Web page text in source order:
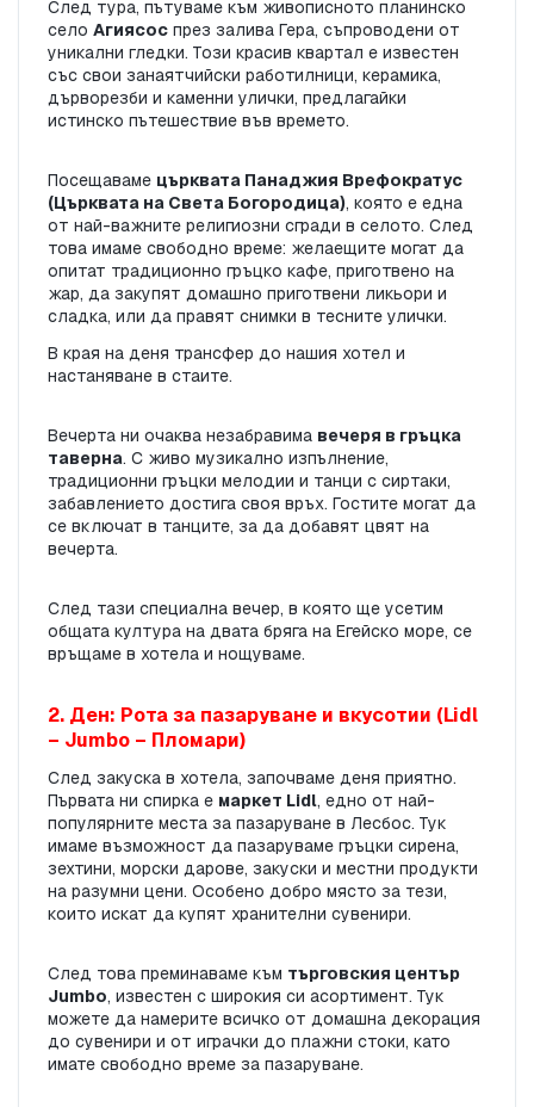
След тура, пътуваме към живописното планинско
село Агиясос през залива Гера, съпроводени от
уникални гледки. Този красив квартал е известен
със свои занаятчийски работилници, керамика,
дърворезби и каменни улички, предлагайки
истинско пътешествие във времето.
Посещаваме църквата Панаджия Врефократус
(Църквата на Света Богородица), която е една
от най-важните религиозни сгради в селото. След
това имаме свободно време: желаещите могат да
опитат традиционно гръцко кафе, приготвено на
жар, да закупят домашно приготвени ликьори и
сладка, или да правят снимки в тесните улички.
В края на деня трансфер до нашия хотел и
настаняване в стаите.
Вечерта ни очаква незабравима вечеря в гръцка
таверна. С живо музикално изпълнение,
традиционни гръцки мелодии и танци с сиртаки,
забавлението достига своя връх. Гостите могат да
се включат в танците, за да добавят цвят на
вечерта.
След тази специална вечер, в която ще усетим
общата култура на двата бряга на Егейско море, се
връщаме в хотела и нощуваме.
2. Ден: Рота за пазаруване и вкусотии (Lidl
– Jumbo – Пломари)
След закуска в хотела, започваме деня приятно.
Първата ни спирка е маркет Lidl, едно от най-
популярните места за пазаруване в Лесбос. Тук
имаме възможност да пазаруваме гръцки сирена,
зехтини, морски дарове, закуски и местни продукти
на разумни цени. Особено добро място за тези,
които искат да купят хранителни сувенири.
След това преминаваме към търговския център
Jumbo, известен с широкия си асортимент. Тук
можете да намерите всичко от домашна декорация
до сувенири и от играчки до плажни стоки, като
имате свободно време за пазаруване.